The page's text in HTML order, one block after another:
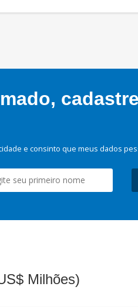
e consinto que meus dados
Milhões)